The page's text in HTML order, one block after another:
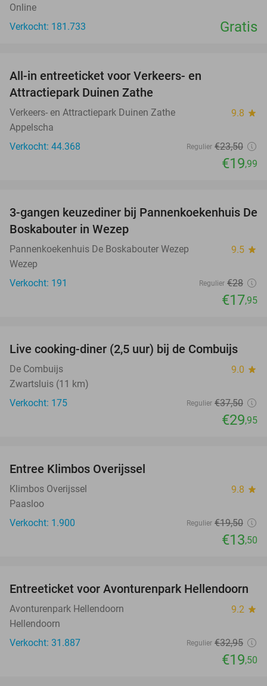
Online
Verkocht: 181.733
Gratis
All-in entreeticket voor Verkeers- en
Attractiepark Duinen Zathe
Verkeers- en Attractiepark Duinen Zathe 9.8 star
Appelscha
Verkocht: 44.368
Regulier €23,50
€19,99
36%
3-gangen keuzediner bij Pannenkoekenhuis De
Boskabouter in Wezep
Pannenkoekenhuis De Boskabouter Wezep 9.5 star
Wezep
Verkocht: 191
Regulier €28
€17,95
20%
Live cooking-diner (2,5 uur) bij de Combuijs
De Combuijs 9.0 star
Zwartsluis (11 km)
Verkocht: 175
Regulier €37,50
€29,95
Entree Klimbos Overijssel
Klimbos Overijssel 9.8 star
Paasloo
Verkocht: 1.900
Regulier €19,50
€13,50
41%
Entreeticket voor Avonturenpark Hellendoorn
Avonturenpark Hellendoorn 9.2 star
Hellendoorn
Verkocht: 31.887
Regulier €32,95
€19,50